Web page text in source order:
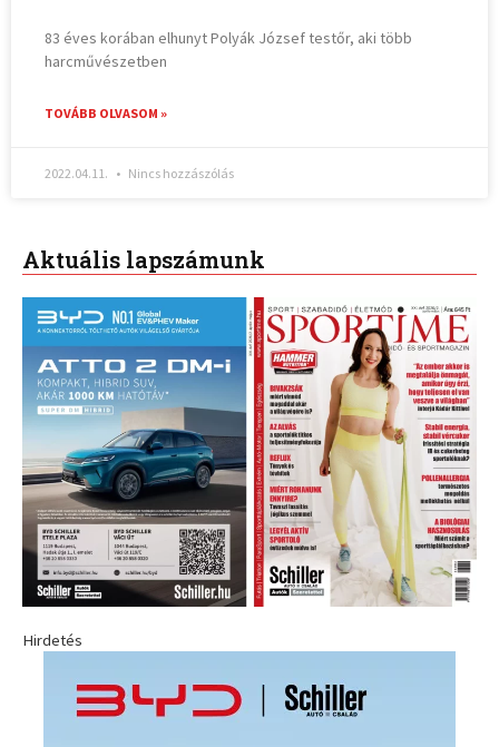
83 éves korában elhunyt Polyák József testőr, aki több
harcművészetben
TOVÁBB OLVASOM »
2022.04.11. Nincs hozzászólás
Aktuális lapszámunk
Hirdetés